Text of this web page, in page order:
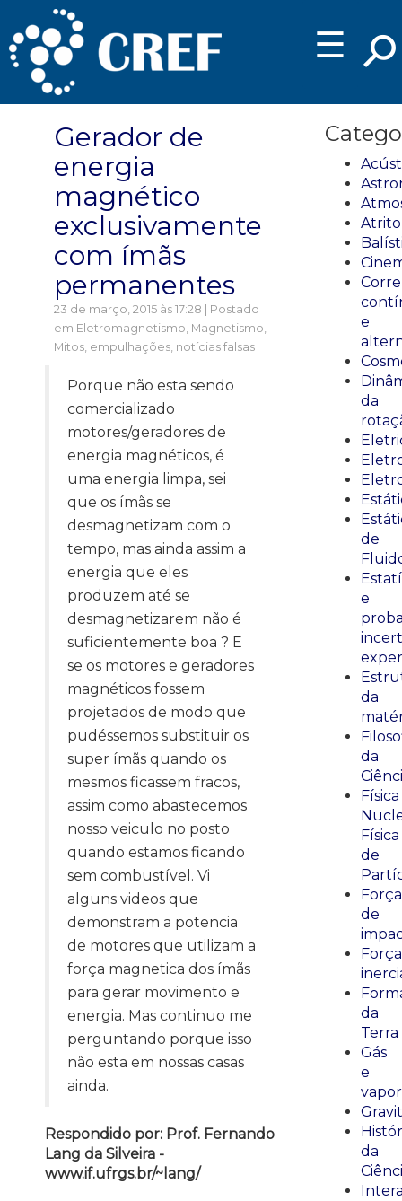
☰
Gerador de
energia
magnético
exclusivamente
com ímãs
permanentes
23 de março, 2015 às 17:28 | Postado
em Eletromagnetismo, Magnetismo,
Mitos, empulhações, notícias falsas
Porque não esta sendo
comercializado
motores/geradores de
energia magnéticos, é
uma energia limpa, sei
que os ímãs se
desmagnetizam com o
tempo, mas ainda assim a
energia que eles
produzem até se
desmagnetizarem não é
suficientemente boa ? E
se os motores e geradores
magnéticos fossem
projetados de modo que
pudéssemos substituir os
super ímãs quando os
mesmos ficassem fracos,
assim como abastecemos
nosso veiculo no posto
quando estamos ficando
sem combustível. Vi
alguns videos que
demonstram a potencia
de motores que utilizam a
força magnetica dos ímãs
para gerar movimento e
energia. Mas continuo me
perguntando porque isso
não esta em nossas casas
ainda.
Respondido por: Prof. Fernando
Lang da Silveira -
www.if.ufrgs.br/~lang/
Atrito
e
da
de
e
da
da
Física
Física
de
Força
de
da
Terra
Gás
e
vapor
da